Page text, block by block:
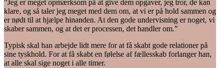
”Jeg er meget opmærksom på at give dem opgaver, jeg tror, de kan
klare, og så taler jeg meget med dem om, at vi er på hold sammen og
er nødt til at hjælpe hinanden. At den gode undervisning er noget, vi
skaber sammen, og at det er processen, det handler om.”
Typisk skal han arbejde lidt mere for at få skabt gode relationer på
sine tyskhold. For at få skabt en følelse af fællesskab forlanger han,
at alle skal sige noget i alle timer.